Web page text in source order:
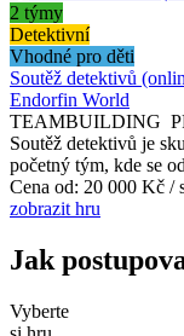
2 týmy
Detektivní
Vhodné pro děti
Soutěž detektivů
Endorfin World
TEAMBUILDING
Soutěž detektivů je
početný tým, kde se
Cena od: 20 000 Kč /
zobrazit hru
Jak
Vyberte